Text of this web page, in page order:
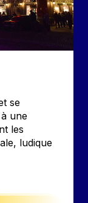
se
une
les
ludique